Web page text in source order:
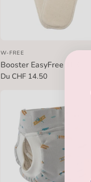
W-FREE
Booster EasyFree TE3
Du CHF 14.50